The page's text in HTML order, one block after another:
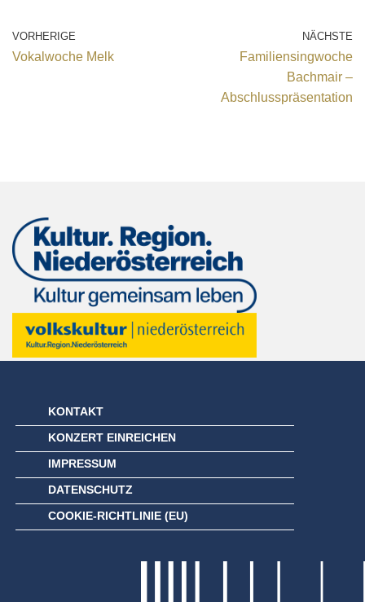
VORHERIGE
Vokalwoche Melk
NÄCHSTE
Familiensingwoche
Bachmair –
Abschlusspräsentation
KONTAKT
KONZERT EINREICHEN
IMPRESSUM
DATENSCHUTZ
COOKIE-RICHTLINIE (EU)